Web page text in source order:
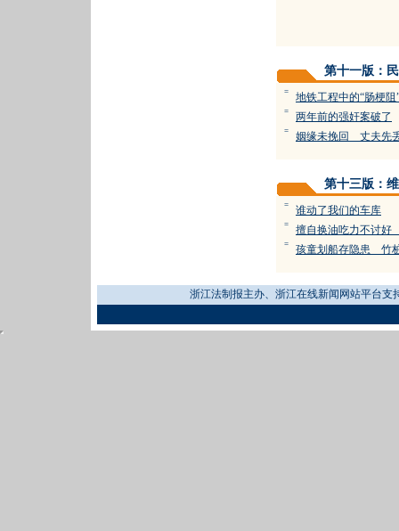
第十一版：
= 地铁工程中的“肠梗阻
= 两年前的强奸案破了
= 姻缘未挽回 丈夫先
第十三版：
= 谁动了我们的车库
= 擅自换油吃力不讨
= 孩童划船存隐患 竹
浙江法制报主办、浙江在线新闻网站平台